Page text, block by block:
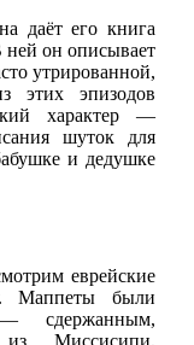
даёт его книга
ней он описывает
утрированной,
этих эпизодов
характер —
шуток для
и дедушке
еврейские
Маппеты были
сдержанным,
из Миссисипи,